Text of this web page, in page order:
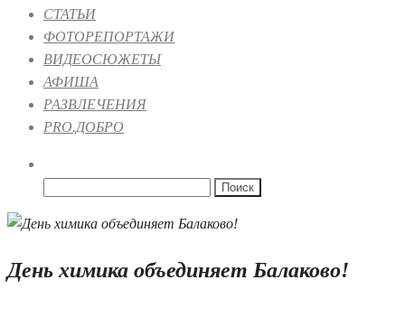
СТАТЬИ
ФОТОРЕПОРТАЖИ
ВИДЕОСЮЖЕТЫ
АФИША
РАЗВЛЕЧЕНИЯ
PRO.ДОБРО
День химика объединяет Балаково!